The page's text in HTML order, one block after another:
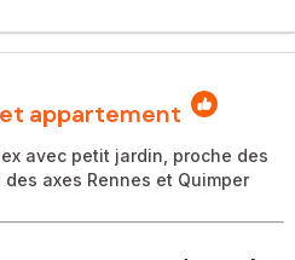
appartement
avec petit jardin, proche des
axes Rennes et Quimper